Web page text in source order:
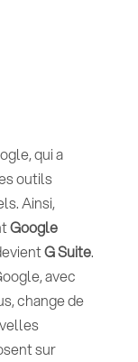
qui a
outils
Ainsi,
Google
G Suite.
avec
change de
sur